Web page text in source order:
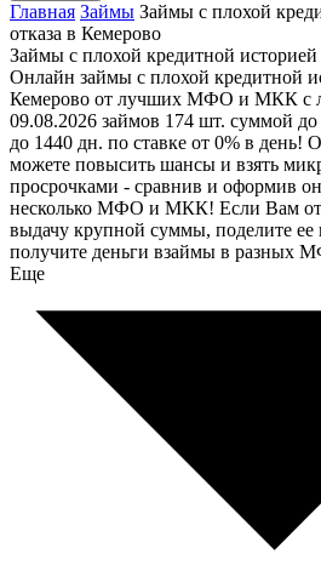
Главная Займы Займы с плохой
отказа в Кемерово
Займы с плохой кредитной историей
Онлайн займы с плохой кредитной
Кемерово от лучших МФО и МКК с
09.08.2026 займов 174 шт. суммой
до 1440 дн. по ставке от 0% в день!
можете повысить шансы и взять
просрочками - сравнив и оформив
несколько МФО и МКК! Если Вам
выдачу крупной суммы, поделите ее
получите деньги взаймы в
Еще